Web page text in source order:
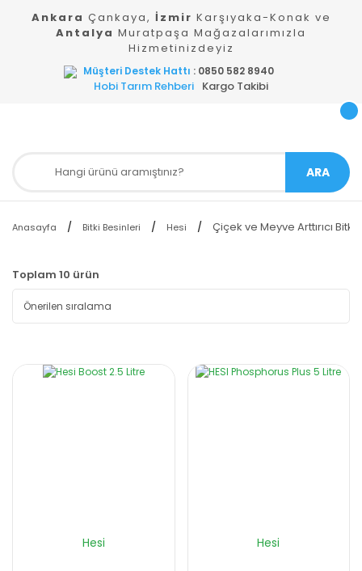
Ankara Çankaya, İzmir Karşıyaka-Konak ve
Antalya Muratpaşa Mağazalarımızla
Hizmetinizdeyiz
Müşteri Destek Hattı : 0850 582 8940
Hobi Tarım Rehberi Kargo Takibi
ARA
Anasayfa Bitki Besinleri Hesi Çiçek ve Meyve Arttırıcı Bitki
Toplam 10 ürün
Hesi Hesi